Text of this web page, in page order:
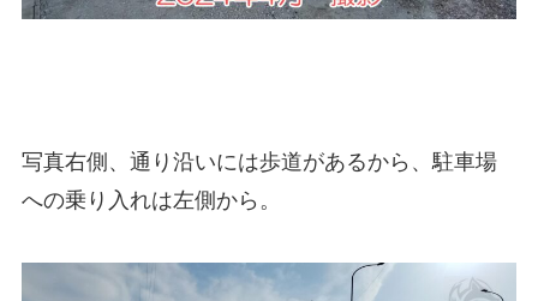
写真右側、通り沿いには歩道があるから、駐車場
への乗り入れは左側から。